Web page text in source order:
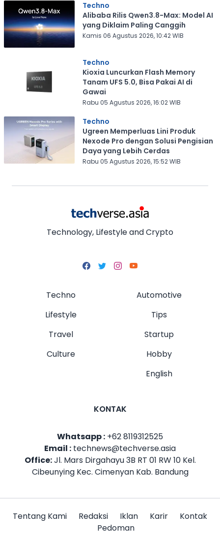
Techno
Alibaba Rilis Qwen3.8-Max: Model AI
yang Diklaim Paling Canggih
Kamis 06 Agustus 2026, 10:42 WIB
Techno
Kioxia Luncurkan Flash Memory
Tanam UFS 5.0, Bisa Pakai AI di
Gawai
Rabu 05 Agustus 2026, 16:02 WIB
Techno
Ugreen Memperluas Lini Produk
Nexode Pro dengan Solusi Pengisian
Daya yang Lebih Cerdas
Rabu 05 Agustus 2026, 15:52 WIB
Technology, Lifestyle and Crypto
Techno
Lifestyle
Travel
Culture
Automotive
Tips
Startup
Hobby
English
KONTAK
Whatsapp : +62 8119312525
Email : technews@techverse.asia
Office:Jl. Mars Dirgahayu 3B RT 01 RW 10 Kel.
Cibeunying Kec. Cimenyan Kab. Bandung
Tentang Kami Redaksi Iklan Karir
Kontak
Pedoman